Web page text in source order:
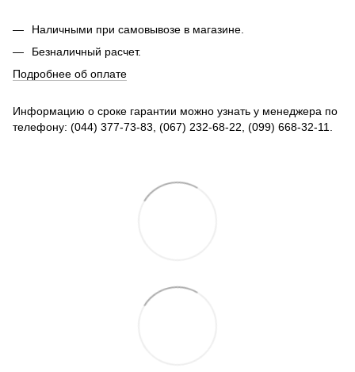
Наличными при самовывозе в магазине.
Безналичный расчет.
Подробнее об оплате
Информацию о сроке гарантии можно узнать у менеджера по
телефону: (044) 377-73-83, (067) 232-68-22, (099) 668-32-11.